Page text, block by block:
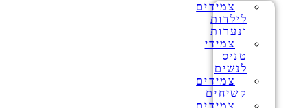
צמידים
לילדות
ונערות
צמידי
טניס
לנשים
צמידים
קשיחים
צמידים